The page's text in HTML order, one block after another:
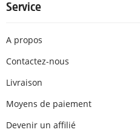
Service
A propos
Contactez-nous
Livraison
Moyens de paiement
Devenir un affilié